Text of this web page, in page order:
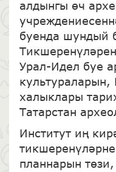
алдынгы өч
буенда шундый
Урал-Идел буе
культураларын,
халыклары
Татарстан
Институт иң
планнарын